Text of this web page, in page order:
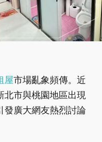
屋市場亂象頻傳。近
北市與桃園地區出現
發廣大網友熱烈討論